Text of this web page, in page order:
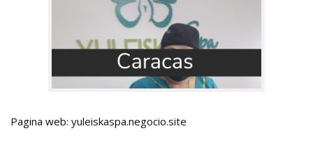
Pagina web: yuleiskaspa.negocio.site